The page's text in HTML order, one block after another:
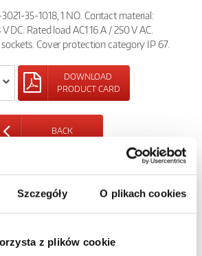
Szczegóły O plikach cookies
z plików cookie
35-1018, 1 NO. Contact material:
DC. Rated load AC1 16 A / 250 V AC.
Cover protection category IP 67.
DOWNLOAD
PRODUCT CARD
BACK
details of the offer